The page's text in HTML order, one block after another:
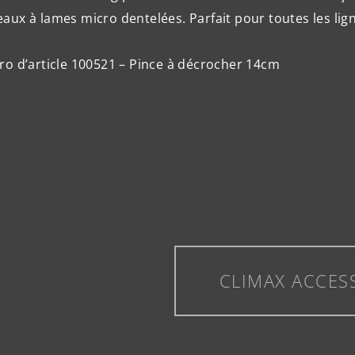
à lames micro dentelées. Parfait pour toutes les
d’article 100521 – Pince à décrocher 14cm
CLIMAX